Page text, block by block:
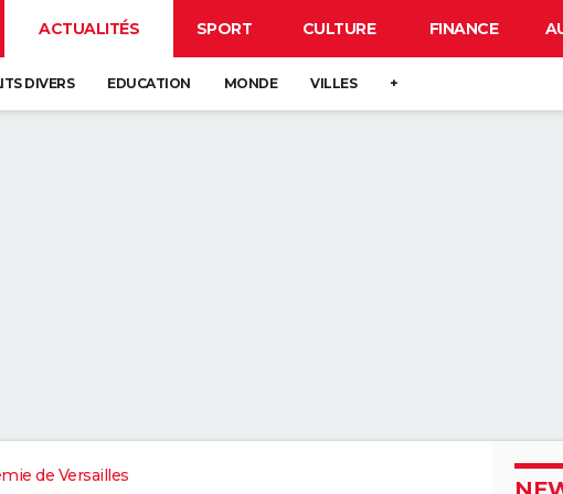
ACTUALITÉS SPORT CULTURE FINANCE
DIVERS EDUCATION MONDE VILLES +
de Versailles